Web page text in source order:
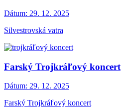
Dátum: 29. 12. 2025
Silvestrovská vatra
Farský Trojkráľový koncert
Dátum: 29. 12. 2025
Farský Trojkráľový koncert